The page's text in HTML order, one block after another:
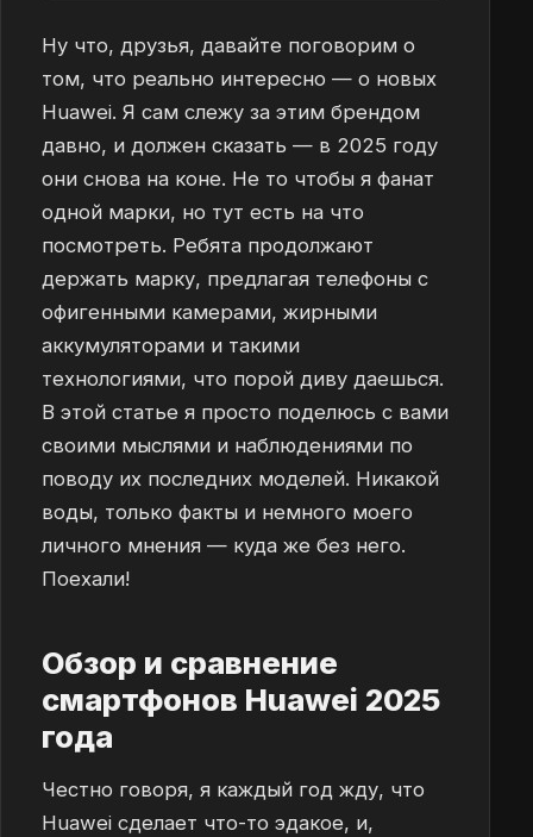
Ну что, друзья, давайте поговорим о
том, что реально интересно — о новых
Huawei. Я сам слежу за этим брендом
давно, и должен сказать — в 2025 году
они снова на коне. Не то чтобы я фанат
одной марки, но тут есть на что
посмотреть. Ребята продолжают
держать марку, предлагая телефоны с
офигенными камерами, жирными
аккумуляторами и такими
технологиями, что порой диву даешься.
В этой статье я просто поделюсь с вами
своими мыслями и наблюдениями по
поводу их последних моделей. Никакой
воды, только факты и немного моего
личного мнения — куда же без него.
Поехали!
Обзор и сравнение
смартфонов Huawei 2025
года
Честно говоря, я каждый год жду, что
Huawei сделает что-то эдакое, и,